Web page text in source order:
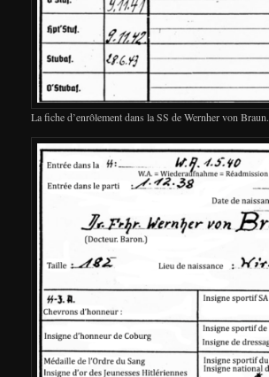
La fiche d’enrôlement dans la SS de Wernher von Braun.